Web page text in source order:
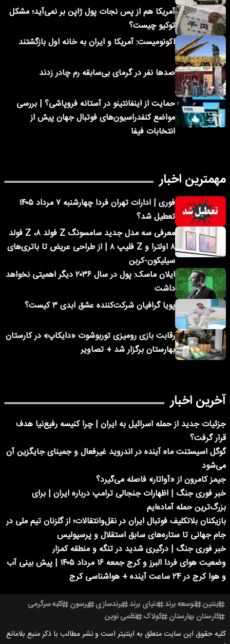
آمریکا هم از پس نجات پول ژاپن بر نمی‌آید؛ مشکل
توکیو چیست؟
اکونومیست: آمریکا و ایران به خانه اول بازگشتند
صدها نفر در گرمای بی‌سابقه رم چادر زدند
حمایت از اینفانتینو در آستانه فروپاشی؟ | بررسی
مواضع کنفدراسیون‌های فوتبال جهان پیش از
انتخابات فیفا
مهمترین اخبار
فوری | ادارات تهران فردا چهارشنبه ۷ مرداد ۱۴۰۵
تعطیل شد؟
معرفی سه مدل جدید سامسونگ Z فولد ۸، Z فولد
۸ اولترا و Z فلیپ ۸ | از طراحی عریض تا باتری‌های
سیلیکون-کربن
ایلان ماسک: پول در سال ۲۰۳۶ دیگر اهمیتی نخواهد
داشت
پویا گرافیان شرکت‌کننده عشق ابدی ۳ کیست؟
رقابت بازی رومیزی توربوشوت «دایکاپ» در کارستان
بهارستان برگزار شد + تصاویر
آخرین اخبار
جزئیات جدید از حمله اسرائیل به ایران | چرا کنیسه رفیع‌نیا هدف
قرار گرفت؟
گوگل اسیستنت ماه آینده در اندروید غیرفعال و جمینای جایگزین آن
می‌شود
جیمز کامرون از «آواتار» فاصله می‌گیرد؟
خبر فوری جنگ | اظهارات جنجالی ترامپ درباره ایران | برای
بزرگ‌ترین حمله آماده‌ایم
بازیکنان بلاتکلیف فوتبال ایران در نقل‌وانتقالات؛ از گلزنان تیم ملی در
جام جهانی تا ستاره‌های سابق استقلال و پرسپولیس
خبر فوری جنگ | درگیری شدید در تنگه و منطقه کمزار
وضعیت هوای فردا البرز و کرج جمعه ۱۶ مرداد ۱۴۰۵ | پیش بینی آب
و هوا کرج در ۲۴ ساعت آینده + هواشناسی کرج
اینتین توسعه برند دنیای برند برندسازی پرسون کلبه سرگرمی
کارستان بهارستان کولاک نظمی نوین
کلیه حقوق این سایت متعلق به اینتیتر است و نشر مطالب با ذکر منبع بلامانع